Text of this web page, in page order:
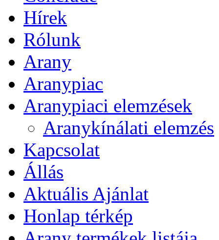
Hírek
Rólunk
Arany
Aranypiac
Aranypiaci elemzések
Aranykínálati elemzés
Kapcsolat
Állás
Aktuális Ajánlat
Honlap térkép